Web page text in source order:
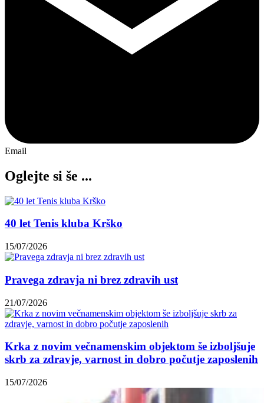
Email
Oglejte si še ...
40 let Tenis kluba Krško
15/07/2026
Pravega zdravja ni brez zdravih ust
21/07/2026
Krka z novim večnamenskim objektom še izboljšuje
skrb za zdravje, varnost in dobro počutje zaposlenih
15/07/2026